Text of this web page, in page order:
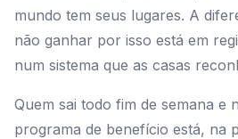
mundo tem seus lugares. A
não ganhar por isso está em
num sistema que as casas
Quem sai todo fim de semana e
programa de benefício está, na